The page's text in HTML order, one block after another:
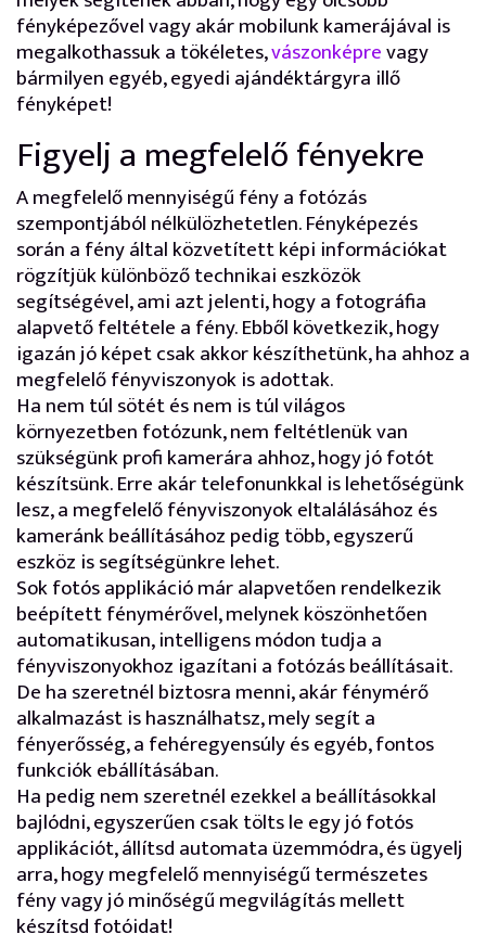
fényképezővel vagy akár mobilunk kamerájával is
megalkothassuk a tökéletes,vászonképrevagy
bármilyen egyéb, egyedi ajándéktárgyra illő
fényképet!
Figyelj a megfelelő fényekre
A megfelelő mennyiségű fény a fotózás
szempontjából nélkülözhetetlen. Fényképezés
során a fény által közvetített képi információkat
rögzítjük különböző technikai eszközök
segítségével, ami azt jelenti, hogy a fotográfia
alapvető feltétele a fény. Ebből következik, hogy
igazán jó képet csak akkor készíthetünk, ha ahhoz a
megfelelő fényviszonyok is adottak.
Ha nem túl sötét és nem is túl világos
környezetben fotózunk, nem feltétlenük van
szükségünk profi kamerára ahhoz, hogy jó fotót
készítsünk. Erre akár telefonunkkal is lehetőségünk
lesz, a megfelelő fényviszonyok eltalálásához és
kameránk beállításához pedig több, egyszerű
eszköz is segítségünkre lehet.
Sok fotós applikáció már alapvetően rendelkezik
beépített fénymérővel, melynek köszönhetően
automatikusan, intelligens módon tudja a
fényviszonyokhoz igazítani a fotózás beállításait.
De ha szeretnél biztosra menni, akár fénymérő
alkalmazást is használhatsz, mely segít a
fényerősség, a fehéregyensúly és egyéb, fontos
funkciók ebállításában.
Ha pedig nem szeretnél ezekkel a beállításokkal
bajlódni, egyszerűen csak tölts le egy jó fotós
applikációt, állítsd automata üzemmódra, és ügyelj
arra, hogy megfelelő mennyiségű természetes
fény vagy jó minőségű megvilágítás mellett
készítsd fotóidat!